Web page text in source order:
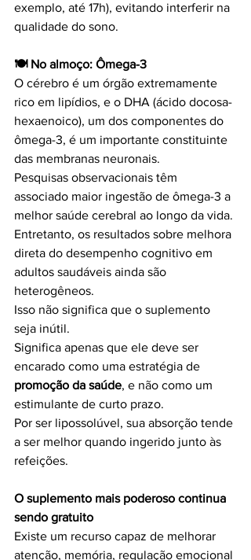
exemplo, até 17h), evitando interferir na
qualidade do sono.
🍽️ No almoço: Ômega-3
O cérebro é um órgão extremamente
rico em lipídios, e o DHA (ácido docosa-
hexaenoico), um dos componentes do
ômega-3, é um importante constituinte
das membranas neuronais.
Pesquisas observacionais têm
associado maior ingestão de ômega-3 a
melhor saúde cerebral ao longo da vida.
Entretanto, os resultados sobre melhora
direta do desempenho cognitivo em
adultos saudáveis ainda são
heterogêneos.
Isso não significa que o suplemento
seja inútil.
Significa apenas que ele deve ser
encarado como uma estratégia de
promoção da saúde, e não como um
estimulante de curto prazo.
Por ser lipossolúvel, sua absorção tende
a ser melhor quando ingerido junto às
refeições.
O suplemento mais poderoso continua
sendo gratuito
Existe um recurso capaz de melhorar
atenção, memória, regulação emocional